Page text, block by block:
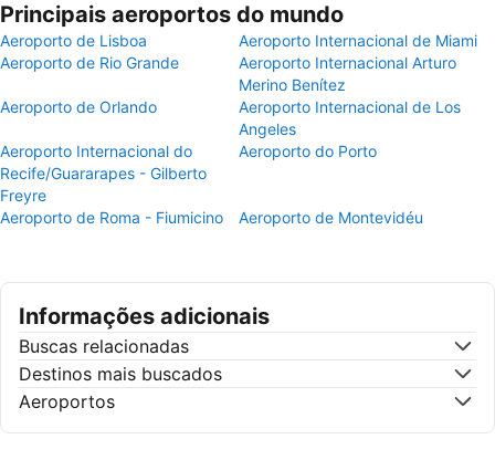
Principais aeroportos do mundo
Aeroporto de Lisboa
Aeroporto Internacional de Miami
Aeroporto de Rio Grande
Aeroporto Internacional Arturo
Merino Benítez
Aeroporto de Orlando
Aeroporto Internacional de Los
Angeles
Aeroporto Internacional do
Recife/Guararapes - Gilberto
Freyre
Aeroporto do Porto
Aeroporto de Roma - Fiumicino Aeroporto de Montevidéu
Informações adicionais
Buscas relacionadas
Destinos mais buscados
Aeroportos